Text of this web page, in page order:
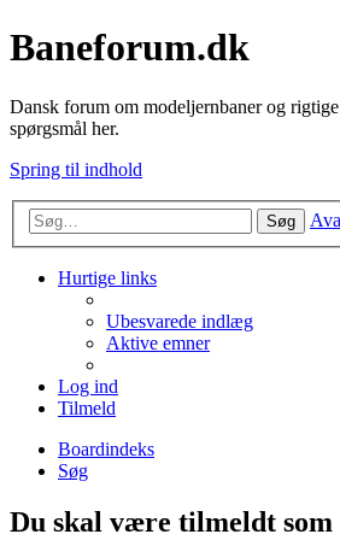
Baneforum.dk
Dansk forum om modeljernbaner og
spørgsmål her.
Spring til indhold
Søg
Hurtige links
Ubesvarede indlæg
Aktive emner
Log ind
Tilmeld
Boardindeks
Søg
Du skal være tilmeldt som